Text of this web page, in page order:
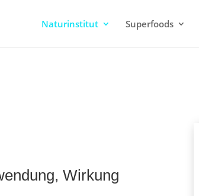
Naturinstitut Superfoods
Wirkung